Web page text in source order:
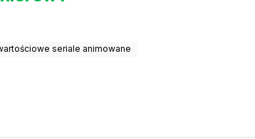
seriale animowane